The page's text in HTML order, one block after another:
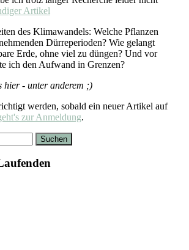
Artikel
des Klimawandels: Welche Pflanzen
Dürreperioden? Wie gelangt
Erde, ohne viel zu düngen? Und vor
ich den Aufwand in Grenzen?
hier - unter anderem ;)
werden, sobald ein neuer Artikel auf
zur Anmeldung.